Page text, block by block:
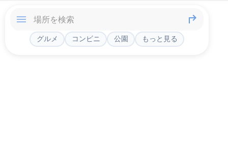
グルメ コンビニ 公園 もっと見る